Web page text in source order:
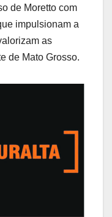
de Moretto com
impulsionam a
as
de Mato Grosso.